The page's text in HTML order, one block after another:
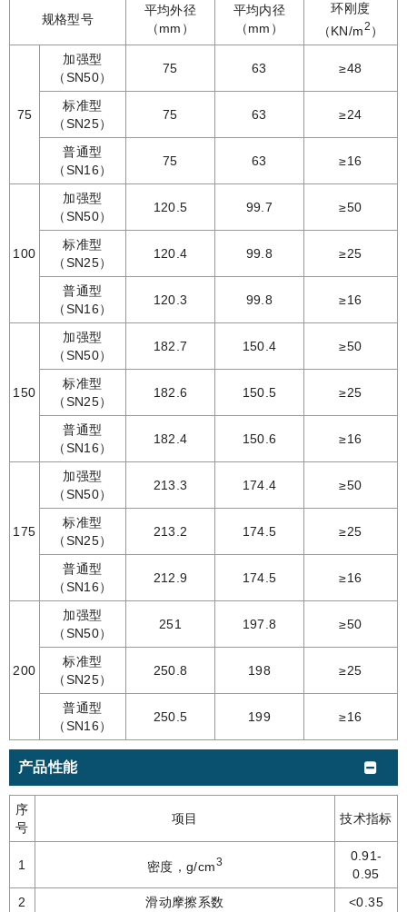
规格型号
平均外径
（mm）
平均内径
（mm）
环刚度
（KN/m2 ）
75
加强型
（SN50）
75 63 ≥48
标准型
（SN25）
75 63 ≥24
普通型
（SN16）
75 63 ≥16
100
加强型
（SN50）
120.5 99.7 ≥50
标准型
（SN25）
120.4 99.8 ≥25
普通型
（SN16）
120.3 99.8 ≥16
150
加强型
（SN50）
182.7 150.4 ≥50
标准型
（SN25）
182.6 150.5 ≥25
普通型
（SN16）
182.4 150.6 ≥16
175
加强型
（SN50）
213.3 174.4 ≥50
标准型
（SN25）
213.2 174.5 ≥25
普通型
（SN16）
212.9 174.5 ≥16
200
加强型
（SN50）
251 197.8 ≥50
标准型
（SN25）
250.8 198 ≥25
普通型
（SN16）
250.5 199 ≥16
产品性能
序
号
项目 技术指标
1 密度，g/cm3
0.91-
0.95
2
滑动摩擦系数 <0.35